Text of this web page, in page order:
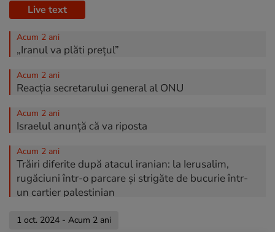
Live text
Acum 2 ani
„Iranul va plăti prețul”
Acum 2 ani
Reacția secretarului general al ONU
Acum 2 ani
Israelul anunță că va riposta
Acum 2 ani
Trăiri diferite după atacul iranian: la Ierusalim,
rugăciuni într-o parcare și strigăte de bucurie într-
un cartier palestinian
Acum 2 ani
1 oct. 2024 - Acum 2 ani